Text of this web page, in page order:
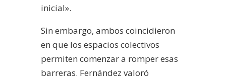
inicial».
Sin embargo, ambos coincidieron
en que los espacios colectivos
permiten comenzar a romper esas
barreras. Fernández valoró